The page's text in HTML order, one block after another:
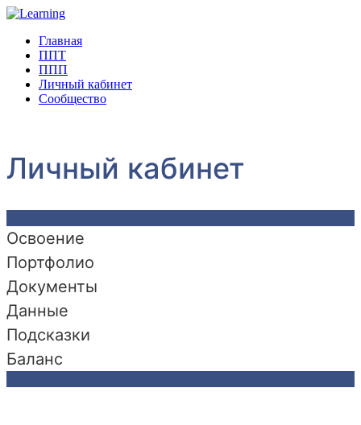
Главная
ППТ
ППП
Личный кабинет
Сообщество
Личный кабинет
Освоение
Портфолио
Документы
Данные
Подсказки
Баланс